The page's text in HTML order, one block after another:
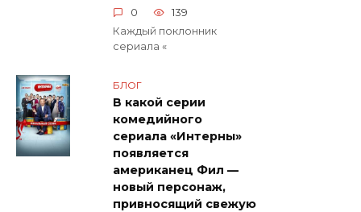
0
139
Каждый поклонник
сериала «
БЛОГ
В какой серии
комедийного
сериала «Интерны»
появляется
американец Фил —
новый персонаж,
привносящий свежую